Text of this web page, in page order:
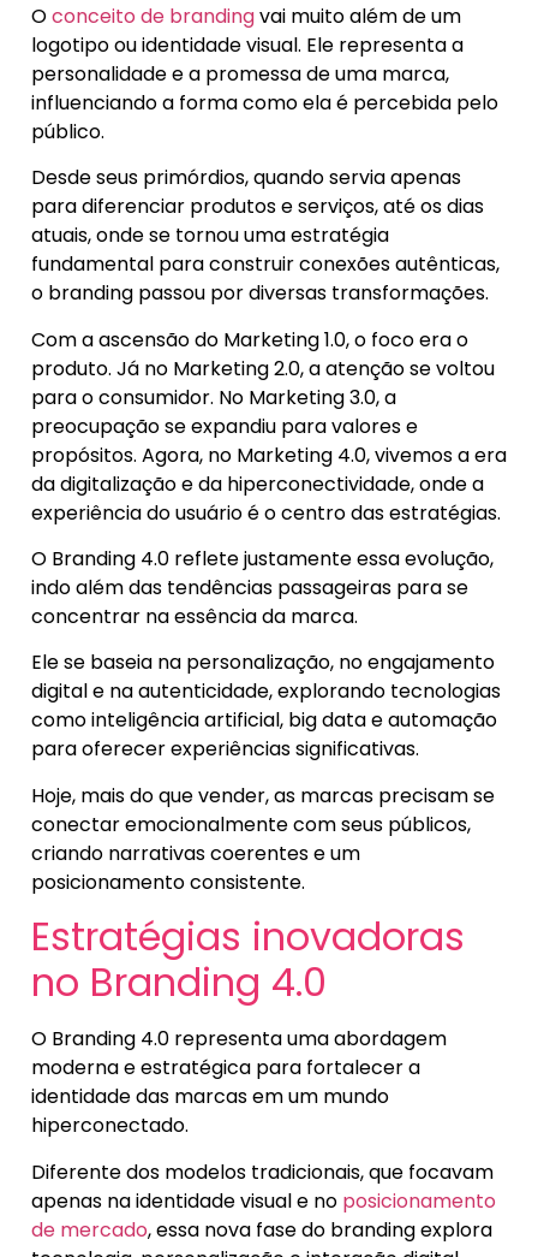
Oconceito de brandingvai muito além de um
logotipo ou identidade visual. Ele representa a
personalidade e a promessa de uma marca,
influenciando a forma como ela é percebida pelo
público.
Desde seus primórdios, quando servia apenas
para diferenciar produtos e serviços, até os dias
atuais, onde se tornou uma estratégia
fundamental para construir conexões autênticas,
o branding passou por diversas transformações.
Com a ascensão do Marketing 1.0, o foco era o
produto. Já no Marketing 2.0, a atenção se voltou
para o consumidor. No Marketing 3.0, a
preocupação se expandiu para valores e
propósitos. Agora, no Marketing 4.0, vivemos a era
da digitalização e da hiperconectividade, onde a
experiência do usuário é o centro das estratégias.
O Branding 4.0 reflete justamente essa evolução,
indo além das tendências passageiras para se
concentrar na essência da marca.
Ele se baseia na personalização, no engajamento
digital e na autenticidade, explorando tecnologias
como inteligência artificial, big data e automação
para oferecer experiências significativas.
Hoje, mais do que vender, as marcas precisam se
conectar emocionalmente com seus públicos,
criando narrativas coerentes e um
posicionamento consistente.
Estratégias inovadoras
no Branding 4.0
O Branding 4.0 representa uma abordagem
moderna e estratégica para fortalecer a
identidade das marcas em um mundo
hiperconectado.
Diferente dos modelos tradicionais, que focavam
apenas na identidade visual e no posicionamento
de mercado, essa nova fase do branding explora